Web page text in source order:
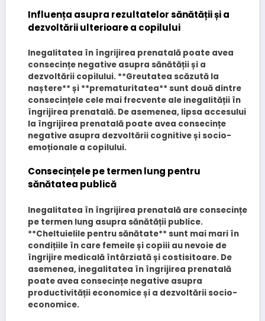
Influența asupra rezultatelor sănătății și a
dezvoltării ulterioare a copilului
Inegalitatea în îngrijirea prenatală poate avea
consecințe negative asupra sănătății și a
dezvoltării copilului. **Greutatea scăzută la
naștere** și **prematuritatea** sunt două dintre
consecințele cele mai frecvente ale inegalității în
îngrijirea prenatală. De asemenea, lipsa accesului
la îngrijirea prenatală poate avea consecințe
negative asupra dezvoltării cognitive și socio-
emoționale a copilului.
Consecințele pe termen lung pentru
sănătatea publică
Inegalitatea în îngrijirea prenatală are consecințe
pe termen lung asupra sănătății publice.
**Cheltuielile pentru sănătate** sunt mai mari în
condițiile în care femeile și copiii au nevoie de
îngrijire medicală întârziată și costisitoare. De
asemenea, inegalitatea în îngrijirea prenatală
poate avea consecințe negative asupra
productivității economice și a dezvoltării socio-
economice.